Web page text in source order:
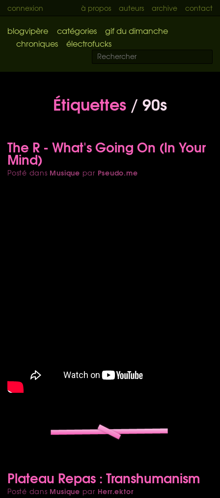
connexion à propos auteurs archive contact
blogvipère catégories
gif du dimanche
chroniques
électrofucks
Étiquettes / 90s
The R - What's Going On (In Your
Mind)
Posté dans Musique par Pseudo.me
Plateau Repas : Transhumanism
Posté dans Musique par Herr.ektor